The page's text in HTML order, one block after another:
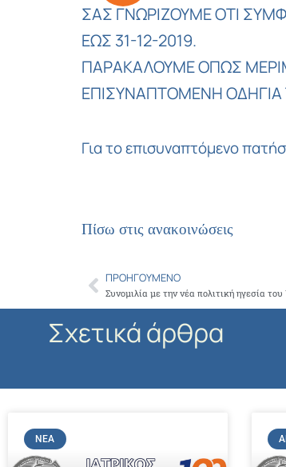
ΣΑΣ ΓΝΩΡΙΖΟΥΜΕ ΟΤΙ
ΕΩΣ 31-12-2019.
ΠΑΡΑΚΑΛΟΥΜΕ ΟΠΩΣ
ΕΠΙΣΥΝΑΠΤΟΜΕΝΗ ΟΔΗΓΙΑ
Για το επισυναπτόμενο
Πίσω στις ανακοινώσεις
Prev
ΠΡΟΗΓΟΎΜΕΝΟ
Σχετικά άρθρα
ΝΈΑ